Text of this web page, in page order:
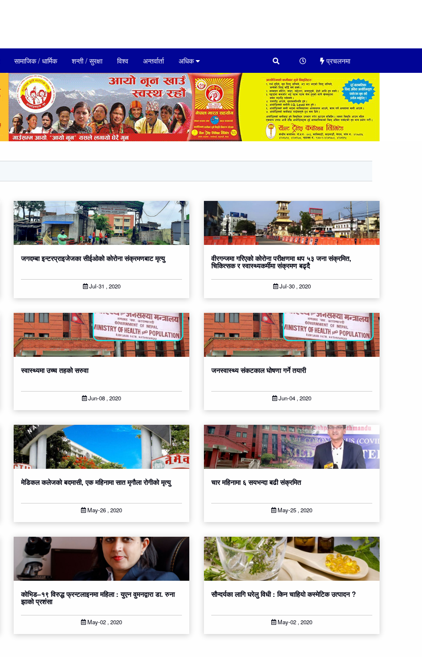
सामाजिक / धार्मिक शन्ती / सुरक्षा विश्व अन्तर्वार्ता अधिक प्रचलनमा
जगदम्बा इन्टरप्राइजेजका सीईओको कोरोना संक्रमणबाट मृत्यु
Jul-31 , 2020
वीरगन्जमा गरिएको कोरोना परीक्षणमा थप ५३ जना संक्रमित,
चिकित्सक र स्वास्थ्यकर्मीमा संक्रमण बढ्दै
Jul-30 , 2020
स्वास्थ्यमा उच्च तहको सरुवा
Jun-08 , 2020
जनस्वास्थ्य संकटकाल घोषणा गर्ने तयारी
Jun-04 , 2020
मेडिकल कलेजको बदमासी, एक महिनामा सात मृगौला रोगीको मृत्यु
May-26 , 2020
चार महिनामा ६ सयभन्दा बढी संक्रमित
May-25 , 2020
कोभिड–१९ विरुद्ध फ्रन्टलाइनमा महिला : युएन वुमनद्वारा डा. रुना
झाको प्रशंसा
May-02 , 2020
सौन्दर्यका लागि घरेलु विधी : किन चाहियो कस्मेटिक उत्पादन ?
May-02 , 2020